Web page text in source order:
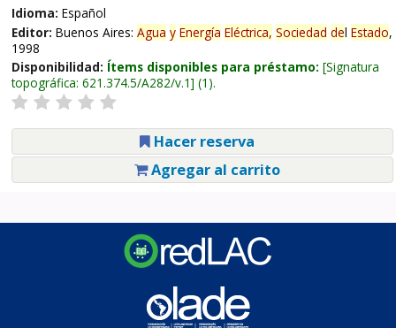
Idioma: Español
Editor: Buenos Aires: Agua y Energía Eléctrica, Sociedad del Estado,
1998
Disponibilidad: Ítems disponibles para préstamo: Signatura
topográfica: 621.374.5/A282/v.1 (1).
Hacer reserva
Agregar al carrito